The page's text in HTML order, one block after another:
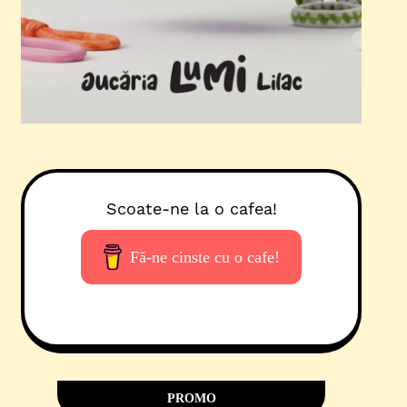
Scoate-ne la o cafea!
Fă-ne cinste cu o cafe!
PROMO